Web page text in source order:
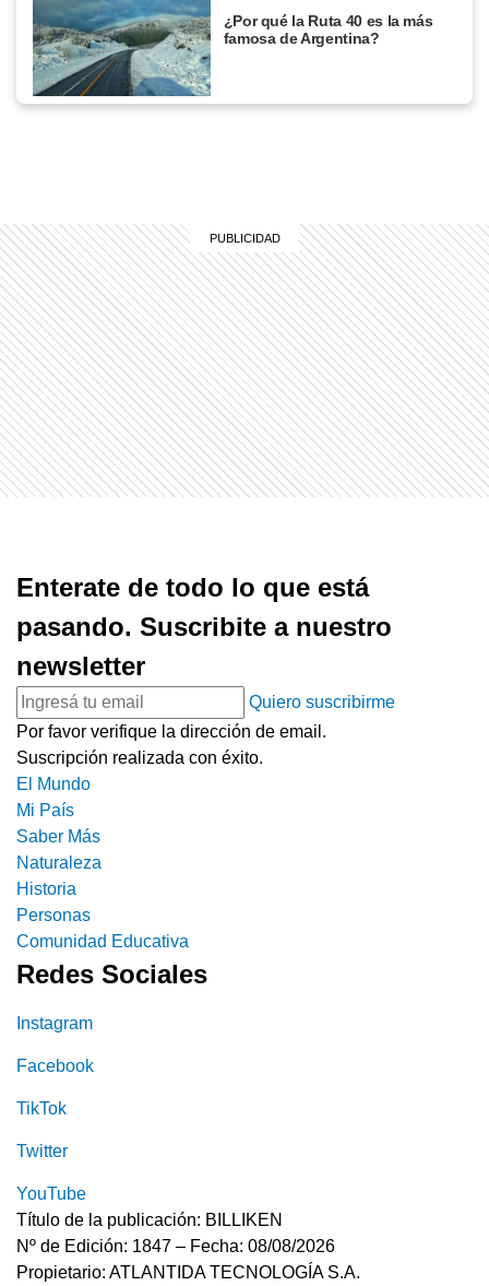
¿Por qué la Ruta 40 es la más
famosa de Argentina?
Enterate de todo lo que está
pasando. Suscribite a nuestro
newsletter
Quiero suscribirme
Por favor verifique la dirección de email.
Suscripción realizada con éxito.
El Mundo
Mi País
Saber Más
Naturaleza
Historia
Personas
Comunidad Educativa
Redes Sociales
Instagram
Facebook
TikTok
Twitter
YouTube
Título de la publicación: BILLIKEN
Nº de Edición: 1847 – Fecha: 08/08/2026
Propietario: ATLANTIDA TECNOLOGÍA S.A.